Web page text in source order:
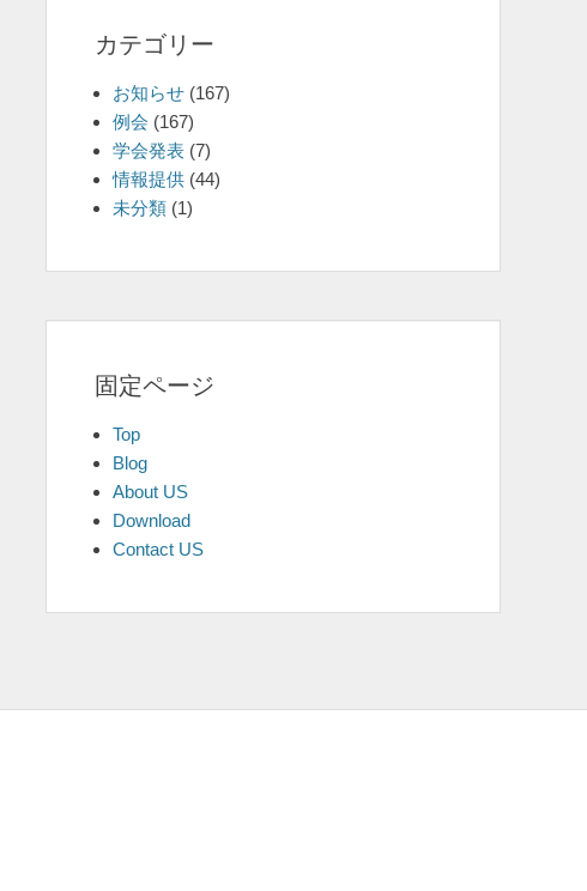
カテゴリー
お知らせ (167)
例会 (167)
学会発表 (7)
情報提供 (44)
未分類 (1)
固定ページ
Top
Blog
About US
Download
Contact US